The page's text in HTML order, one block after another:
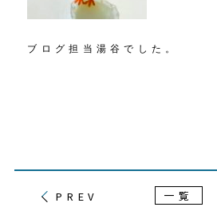
ブログ担当湯谷でした。
PREV 一覧